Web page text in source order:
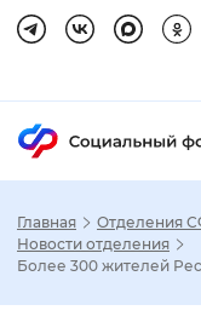
Главная Отделения
Новости отделения
Более 300 жителей